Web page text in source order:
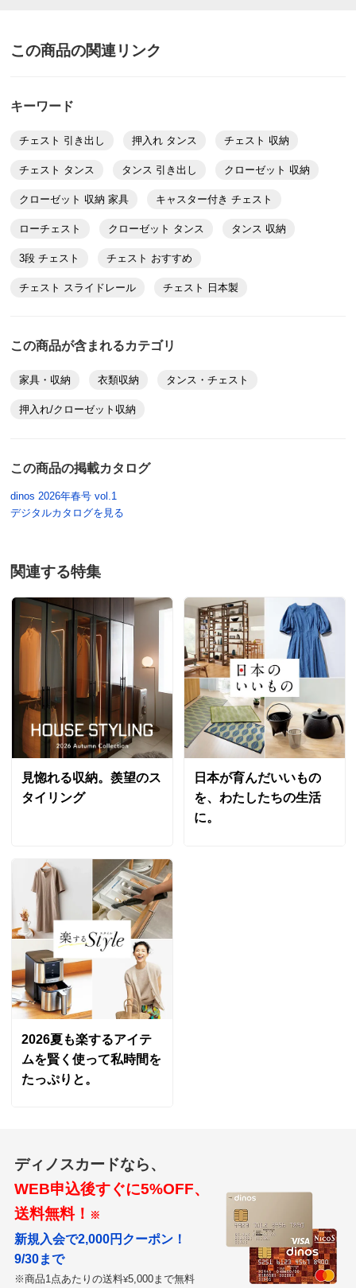
この商品の関連リンク
キーワード
チェスト 引き出し 押入れ タンス チェスト 収納
チェスト タンス タンス 引き出し クローゼット 収納
クローゼット 収納 家具 キャスター付き チェスト
ローチェスト クローゼット タンス タンス 収納
3段 チェスト チェスト おすすめ
チェスト スライドレール チェスト 日本製
この商品が含まれるカテゴリ
家具・収納 衣類収納 タンス・チェスト
押入れ/クローゼット収納
この商品の掲載カタログ
dinos 2026年春号 vol.1
デジタルカタログを見る
関連する特集
見惚れる収納。羨望のス
タイリング
日本が育んだいいもの
を、わたしたちの生活
に。
2026夏も楽するアイテ
ムを賢く使って私時間を
たっぷりと。
ディノスカードなら、
WEB申込後すぐに5%OFF、
送料無料！ ※
新規入会で2,000円クーポン！
9/30まで
※商品1点あたりの送料¥5,000まで無料